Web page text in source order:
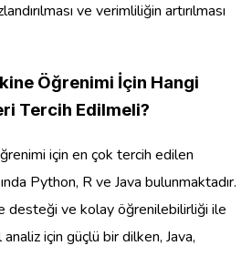
ve verimliliğin artırılması
Öğrenimi İçin Hangi
Tercih Edilmeli?
için en çok tercih edilen
Python, R ve Java bulunmaktadır.
desteği ve kolay öğrenilebilirliği ile
için güçlü bir dilken, Java,